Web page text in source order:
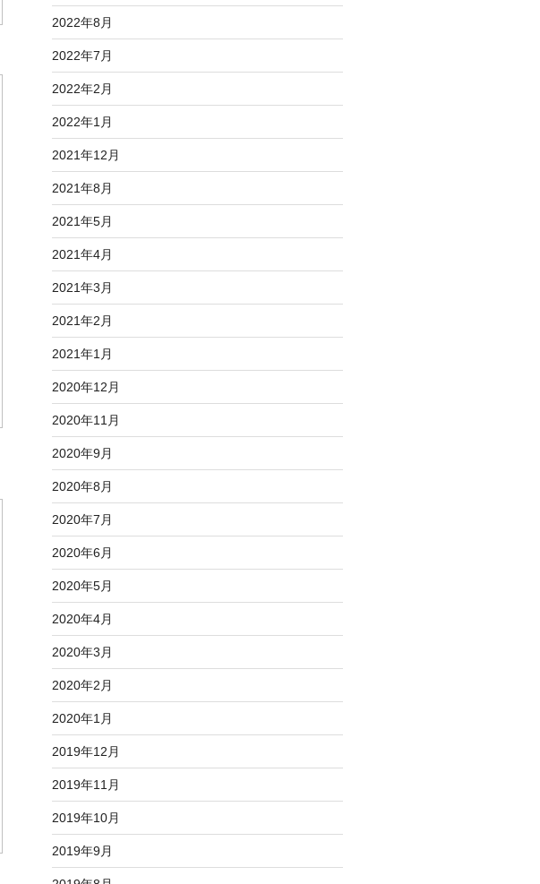
2022年8月
2022年7月
2022年2月
2022年1月
2021年12月
2021年8月
2021年5月
2021年4月
2021年3月
2021年2月
2021年1月
2020年12月
2020年11月
2020年9月
2020年8月
2020年7月
2020年6月
2020年5月
2020年4月
2020年3月
2020年2月
2020年1月
2019年12月
2019年11月
2019年10月
2019年9月